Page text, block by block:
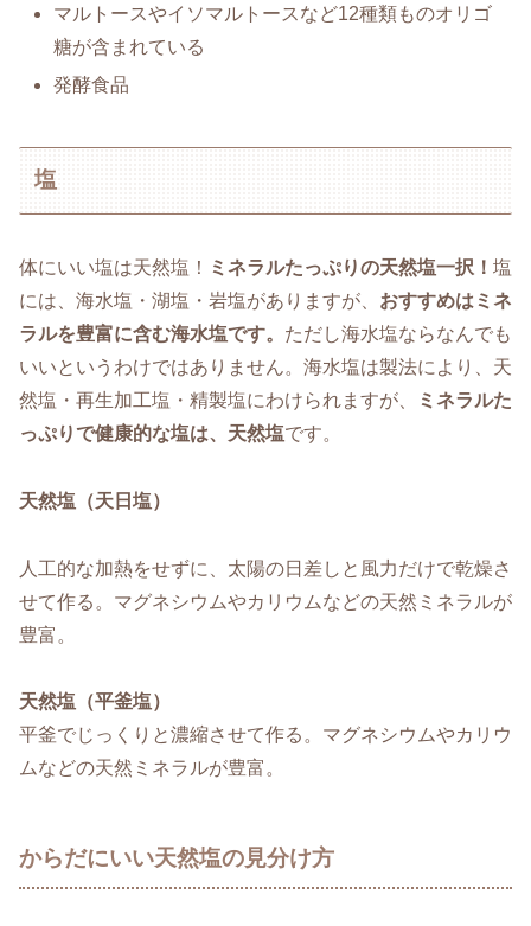
マルトースやイソマルトースなど12種類ものオリゴ
糖が含まれている
発酵食品
塩
体にいい塩は天然塩！ ミネラルたっぷりの天然塩一択！ 塩
には、海水塩・湖塩・岩塩がありますが、 おすすめはミネ
ラルを豊富に含む海水塩です。 ただし海水塩ならなんでも
いいというわけではありません。海水塩は製法により、天
然塩・再生加工塩・精製塩にわけられますが、
ミネラルた
っぷりで健康的な塩は、天然塩です。
天然塩（天日塩）
人工的な加熱をせずに、太陽の日差しと風力だけで乾燥さ
せて作る。マグネシウムやカリウムなどの天然ミネラルが
豊富。
天然塩（平釜塩）
平釜でじっくりと濃縮させて作る。マグネシウムやカリウ
ムなどの天然ミネラルが豊富。
からだにいい天然塩の見分け方